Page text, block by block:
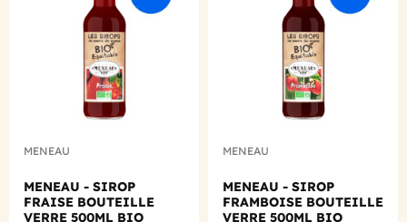
MENEAU
MENEAU - SIROP
FRAISE BOUTEILLE
VERRE 500ML BIO
MENEAU
MENEAU - SIROP
FRAMBOISE BOUTEILLE
VERRE 500ML BIO